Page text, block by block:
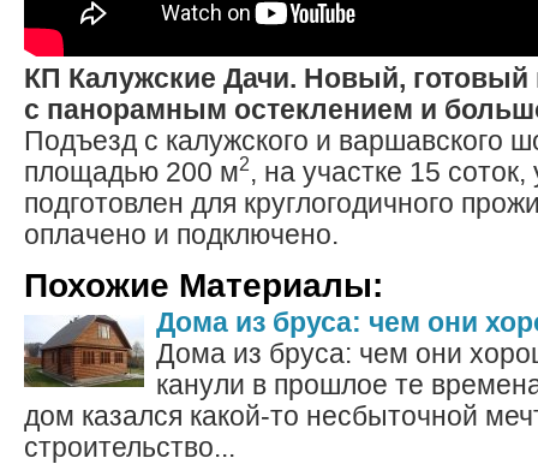
КП Калужские Дачи. Новый, готовый
с панорамным остеклением и
Подъезд с калужского и варшавского
площадью 200 м2, на участке 15 соток,
подготовлен для круглогодичного
оплачено и подключено.
Похожие Материалы:
Дома из бруса: чем они
Дома из бруса: чем они
канули в прошлое те
дом казался какой-то несбыточной
строительство...